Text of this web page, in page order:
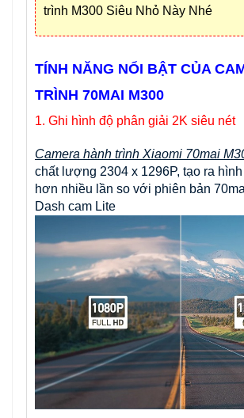
trình M300 Siêu Nhỏ Này Nhé
TÍNH NĂNG NỔI BẬT CỦA
TRÌNH 70MAI M300
1. Ghi hình độ phân giải 2K siêu nét
Camera hành trình Xiaomi 70mai
chất lượng 2304 x 1296P, tạo ra
hơn nhiều lần so với phiên bản
Dash cam Lite